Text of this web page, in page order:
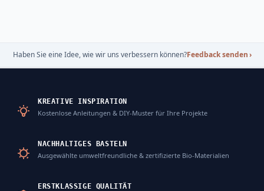
Haben Sie eine Idee, wie wir uns verbessern können?Feedback senden›
KREATIVE INSPIRATION
Kostenlose Anleitungen & DIY-Muster für Ihre Projekte
NACHHALTIGES BASTELN
Ausgewählte umweltfreundliche & zertifizierte Bio-Materialien
ERSTKLASSIGE QUALITÄT